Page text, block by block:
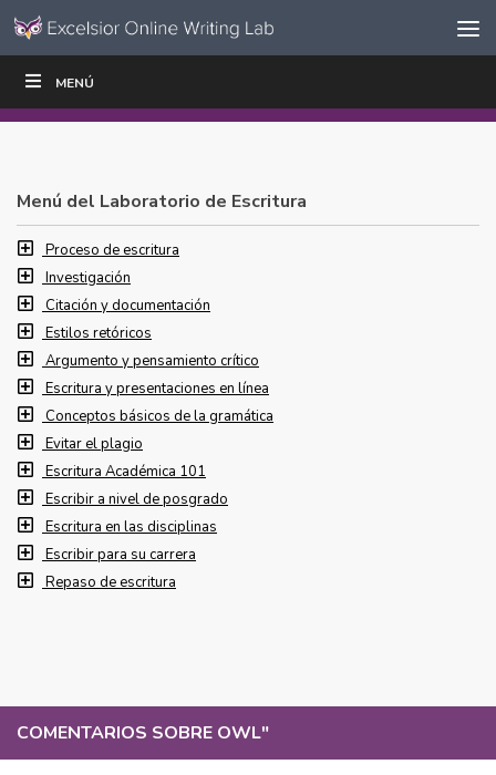
Ir al contenido
navegación
MENÚ
COMENTARIOS SOBRE OWL"
ESCRIBIR
Menú del Laboratorio de Escritura
Proceso de escritura
Investigación
Citación y documentación
Estilos retóricos
Argumento y pensamiento crítico
Escritura y presentaciones en línea
Conceptos básicos de la gramática
Evitar el plagio
Escritura Académica 101
Escribir a nivel de posgrado
Escritura en las disciplinas
Escribir para su carrera
Repaso de escritura